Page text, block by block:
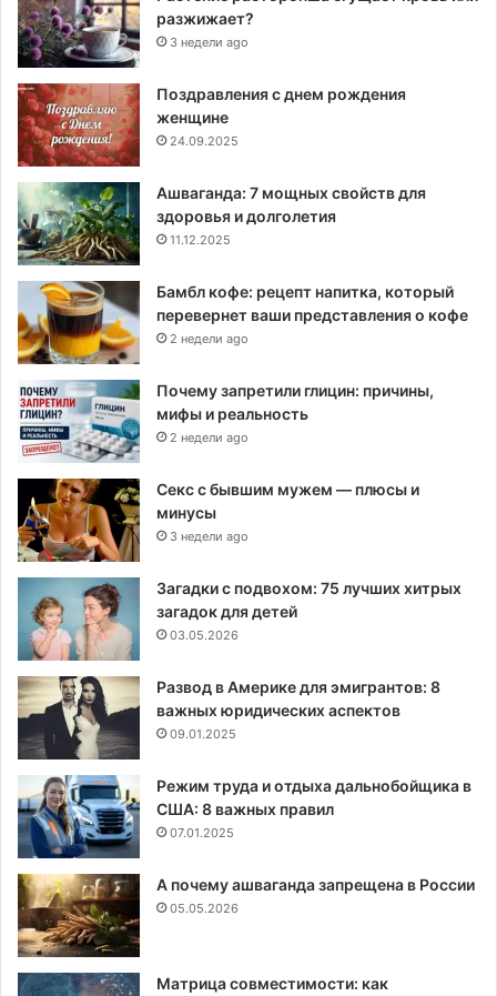
разжижает?
3 недели ago
Поздравления с днем рождения
женщине
24.09.2025
Ашваганда: 7 мощных свойств для
здоровья и долголетия
11.12.2025
Бамбл кофе: рецепт напитка, который
перевернет ваши представления о кофе
2 недели ago
Почему запретили глицин: причины,
мифы и реальность
2 недели ago
Секс с бывшим мужем — плюсы и
минусы
3 недели ago
Загадки с подвохом: 75 лучших хитрых
загадок для детей
03.05.2026
Развод в Америке для эмигрантов: 8
важных юридических аспектов
09.01.2025
Режим труда и отдыха дальнобойщика в
США: 8 важных правил
07.01.2025
А почему ашваганда запрещена в России
05.05.2026
Матрица совместимости: как